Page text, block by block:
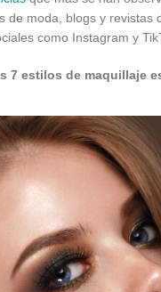
de moda, blogs y revistas
como Instagram y
7 estilos de maquillaje